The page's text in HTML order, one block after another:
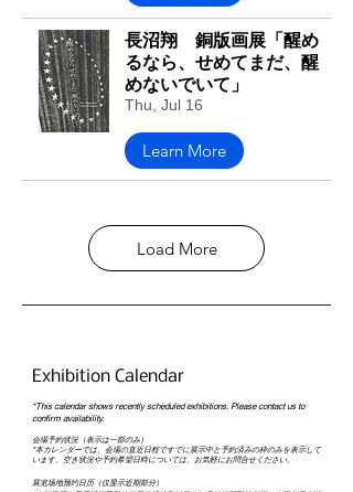
長沼翔 銅版画展「醒め
るなら、せめてまだ、醒
めないでいて」
Thu, Jul 16
Learn More
Load More
Exhibition Calendar
*This calendar shows recently scheduled exhibitions. Please contact us to
confirm availability.​
会場予約状況（表示は一部のみ）
*本カレンダーでは、会場の直近日程ですでに展示中と予約済みの枠のみを表示して
います。空き状況や予約希望日時については、お気軽にお問合せください。
展览场地预约日历（仅显示近期部分）